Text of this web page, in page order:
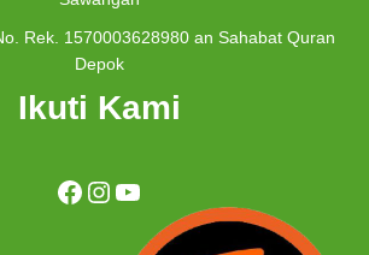
Rek. 1570003628980 an Sahabat Quran
Depok
Ikuti Kami